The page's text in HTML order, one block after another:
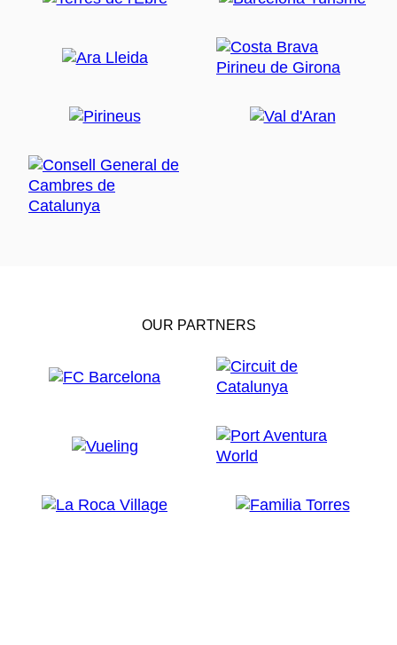
OUR PARTNERS